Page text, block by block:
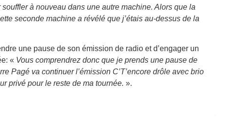
à nouveau dans une autre machine. Alors que la
seconde machine a révélé que j’étais au-dessus de la
une pause de son émission de radio et d’engager un
« Vous comprendrez donc que je prends une pause de
Pagé va continuer l’émission C’T’encore drôle avec brio
privé pour le reste de ma tournée. ».